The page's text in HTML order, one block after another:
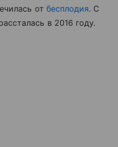
от бесплодия. С
в 2016 году.